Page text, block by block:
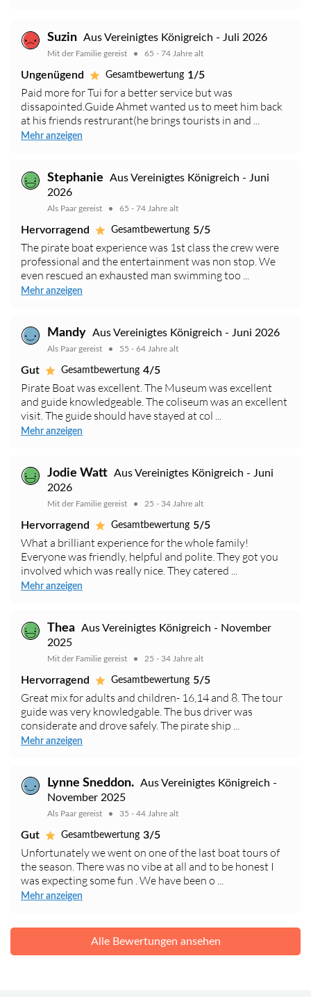
Suzin Aus Vereinigtes Königreich - Juli 2026
Mit der Familie gereist 65 - 74 Jahre alt
Ungenügend Gesamtbewertung 1/5
Paid more for Tui for a better service but was
dissapointed.Guide Ahmet wanted us to meet him back
at his friends restrurant(he brings tourists in and ...
Mehr anzeigen
Stephanie
Aus Vereinigtes Königreich - Juni
2026
Als Paar gereist 65 - 74 Jahre alt
Hervorragend Gesamtbewertung 5/5
The pirate boat experience was 1st class the crew were
professional and the entertainment was non stop. We
even rescued an exhausted man swimming too ...
Mehr anzeigen
Mandy Aus Vereinigtes Königreich - Juni 2026
Als Paar gereist 55 - 64 Jahre alt
Gut Gesamtbewertung 4/5
Pirate Boat was excellent. The Museum was excellent
and guide knowledgeable. The coliseum was an excellent
visit. The guide should have stayed at col ...
Mehr anzeigen
Jodie Watt Aus Vereinigtes Königreich - Juni
2026
Mit der Familie gereist 25 - 34 Jahre alt
Hervorragend Gesamtbewertung 5/5
What a brilliant experience for the whole family!
Everyone was friendly, helpful and polite. They got you
involved which was really nice. They catered ...
Mehr anzeigen
Thea Aus Vereinigtes Königreich - November
2025
Mit der Familie gereist 25 - 34 Jahre alt
Hervorragend Gesamtbewertung 5/5
Great mix for adults and children- 16,14 and 8. The tour
guide was very knowledgable. The bus driver was
considerate and drove safely. The pirate ship ...
Mehr anzeigen
Lynne Sneddon. Aus Vereinigtes Königreich -
November 2025
Als Paar gereist 35 - 44 Jahre alt
Gut Gesamtbewertung 3/5
Unfortunately we went on one of the last boat tours of
the season. There was no vibe at all and to be honest I
was expecting some fun . We have been o ...
Mehr anzeigen
Alle Bewertungen ansehen